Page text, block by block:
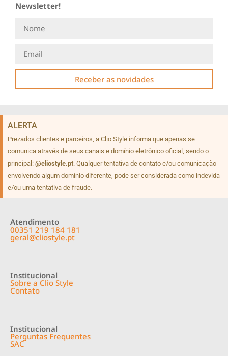
Newsletter!
Receber as novidades
ALERTA
Prezados clientes e parceiros, a Clio Style informa que apenas se
comunica através de seus canais e domínio eletrônico oficial, sendo o
principal: @cliostyle.pt. Qualquer tentativa de contato e/ou comunicação
envolvendo algum domínio diferente, pode ser considerada como indevida
e/ou uma tentativa de fraude.
Atendimento
00351 219 184 181
geral@cliostyle.pt
Institucional
Sobre a Clio Style
Contato
Institucional
Perguntas Frequentes
SAC